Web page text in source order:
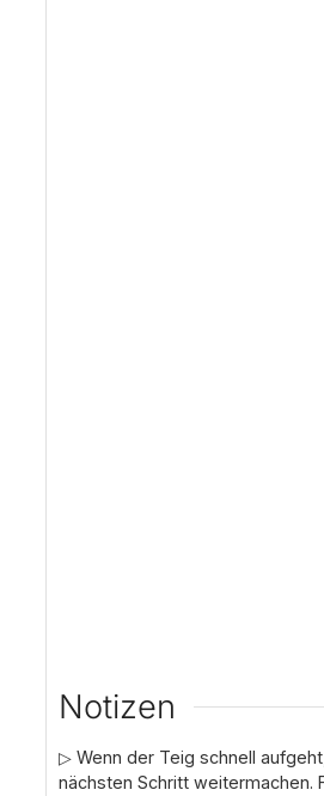
Notizen
▷ Wenn der Teig schnell
nächsten Schritt weitermachen.